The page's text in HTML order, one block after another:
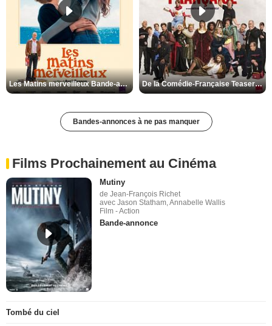
Les Matins merveilleux Bande-annonce VF De la Comédie-Française Teaser VF
Bandes-annonces à ne pas manquer
Films Prochainement au Cinéma
Mutiny
de Jean-François Richet
avec Jason Statham, Annabelle Wallis
Film - Action
Bande-annonce
Tombé du ciel